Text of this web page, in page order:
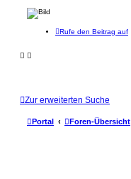
Rufe den Beitrag auf
Zur erweiterten Suche
Portal Foren-Übersicht